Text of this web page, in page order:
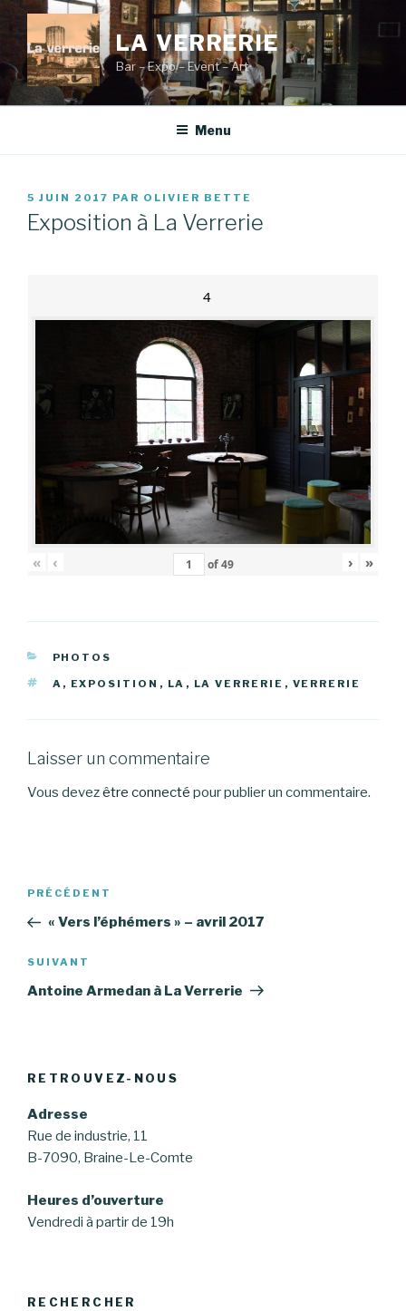
contenu
principal
LA VERRERIE
Bar – Expo – Event – Art
Menu
PUBLIÉ
LE
5 JUIN 2017 PAR OLIVIER BETTE
Exposition à La Verrerie
4
« ‹ of49 › »
CATÉGORIES
PHOTOS
ÉTIQUETTES
A , EXPOSITION , LA , LA VERRERIE , VERRERIE
Laisser un commentaire
Vous devezêtre connecté pour publier un commentaire.
Navigation
l’article
Article
précédent
PRÉCÉDENT
« Vers l’éphémers » – avril 2017
Article
suivant
SUIVANT
Antoine Armedan à La Verrerie
RETROUVEZ-NOUS
Adresse
Rue de industrie, 11
B-7090, Braine-Le-Comte
Heures d’ouverture
Vendredi à partir de 19h
RECHERCHER